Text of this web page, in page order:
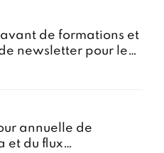
de formations et
newsletter pour le
annuelle de
et du flux